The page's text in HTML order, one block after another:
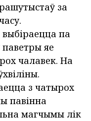
за
па
яе
чалавек. На
з чатырох
павінна
магчымы лік